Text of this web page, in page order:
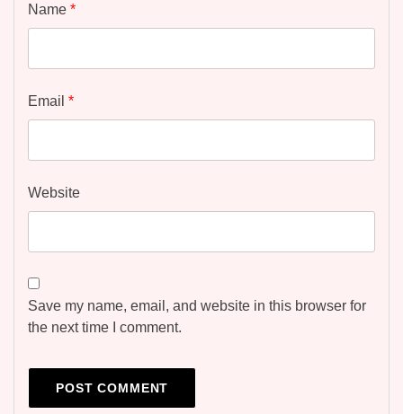
Name *
Email *
Website
Save my name, email, and website in this browser for
the next time I comment.